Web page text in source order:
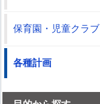
保育園・児童クラブ
各種計画